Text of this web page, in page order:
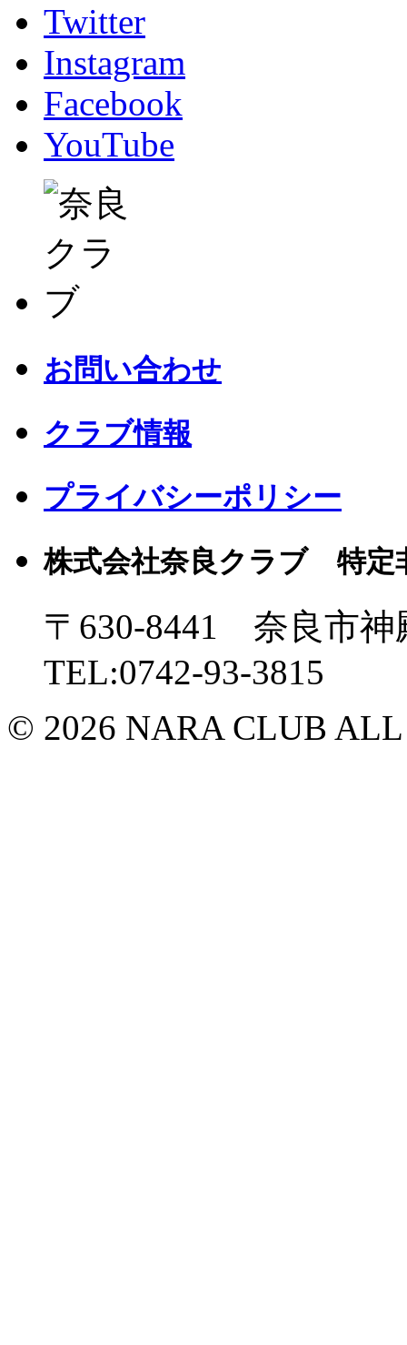
Twitter
Instagram
Facebook
YouTube
お問い合わせ
クラブ情報
プライバシーポリシー
株式会社奈良クラブ 特定
〒630-8441 奈良市
TEL:0742-93-3815
© 2026 NARA CLUB ALL